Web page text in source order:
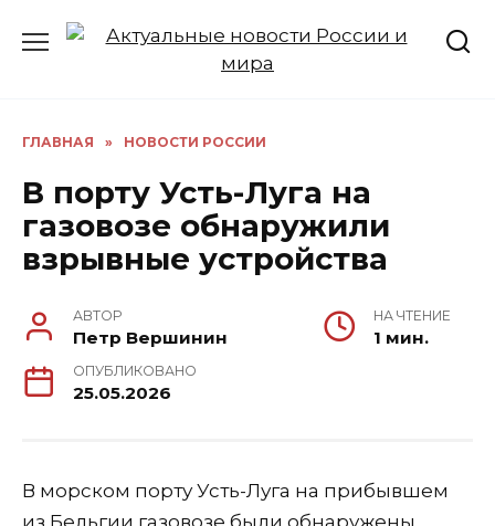
ГЛАВНАЯ » НОВОСТИ РОССИИ
В порту Усть-Луга на
газовозе обнаружили
взрывные устройства
АВТОР
Петр Вершинин
НА ЧТЕНИЕ
1 мин.
ОПУБЛИКОВАНО
25.05.2026
В морском порту Усть-Луга на прибывшем
из Бельгии газовозе были обнаружены